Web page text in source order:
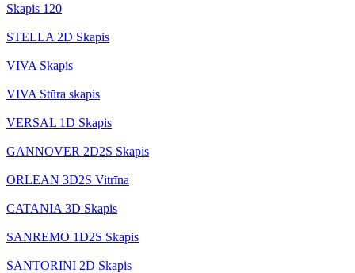
Skapis 120
STELLA 2D Skapis
VIVA Skapis
VIVA Stūra skapis
VERSAL 1D Skapis
GANNOVER 2D2S Skapis
ORLEAN 3D2S Vitrīna
CATANIA 3D Skapis
SANREMO 1D2S Skapis
SANTORINI 2D Skapis